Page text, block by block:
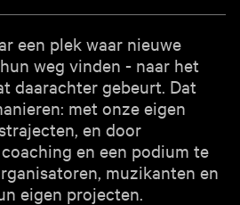
een plek waar nieuwe
weg vinden - naar het
daarachter gebeurt. Dat
met onze eigen
en door
en een podium te
muzikanten en
eigen projecten.